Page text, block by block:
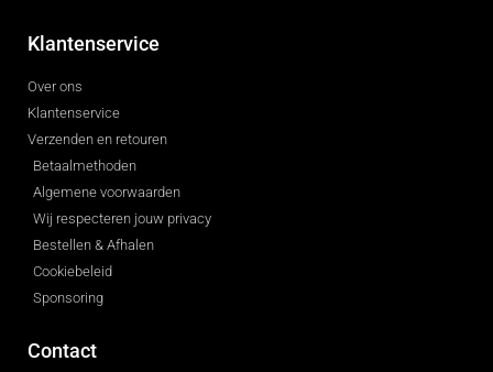
Klantenservice
Over ons
Klantenservice
Verzenden en retouren
Betaalmethoden
Algemene voorwaarden
Wij respecteren jouw privacy
Bestellen & Afhalen
Cookiebeleid
Sponsoring
Contact